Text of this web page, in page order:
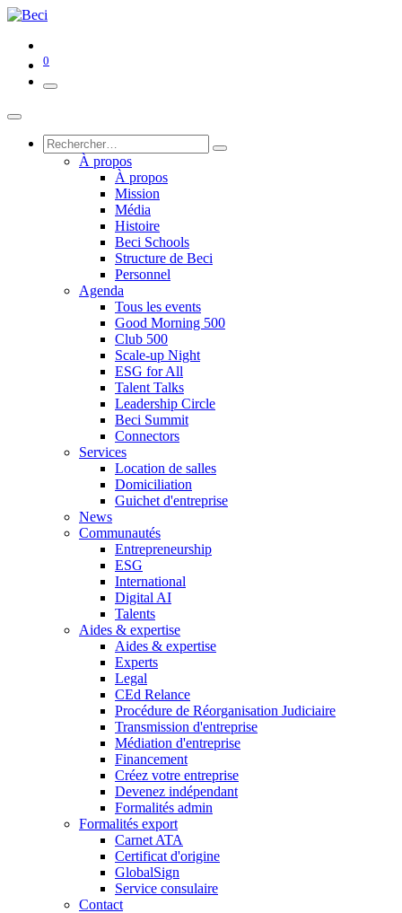
0
À propos
À propos
Mission
Média
Histoire
Beci Schools
Structure de Beci
Personnel
Agenda
Tous les events
Good Morning 500
Club 500
Scale-up Night
ESG for All
Talent Talks
Leadership Circle
Beci Summit
Connectors
Services
Location de salles
Domiciliation
Guichet d'entreprise
News
Communautés
Entrepreneurship
ESG
International
Digital AI
Talents
Aides & expertise
Aides & expertise
Experts
Legal
CEd Relance
Procédure de Réorganisation Judiciaire
Transmission d'entreprise
Médiation d'entreprise
Financement
Créez votre entreprise
Devenez indépendant
Formalités admin
Formalités export
Carnet ATA
Certificat d'origine
GlobalSign
Service consulaire
Contact